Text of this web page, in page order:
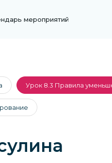
мероприятий
Урок 8.3 Правила